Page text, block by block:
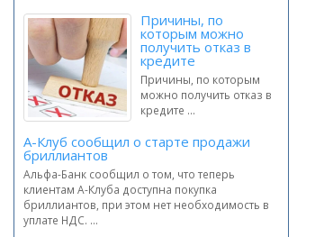
Причины, по
которым можно
получить отказ в
кредите
Причины, по которым
можно получить отказ в
кредите ...
А-Клуб сообщил о старте продажи
бриллиантов
Альфа-Банк сообщил о том, что теперь
клиентам А-Клуба доступна покупка
бриллиантов, при этом нет необходимость в
уплате НДС. ...